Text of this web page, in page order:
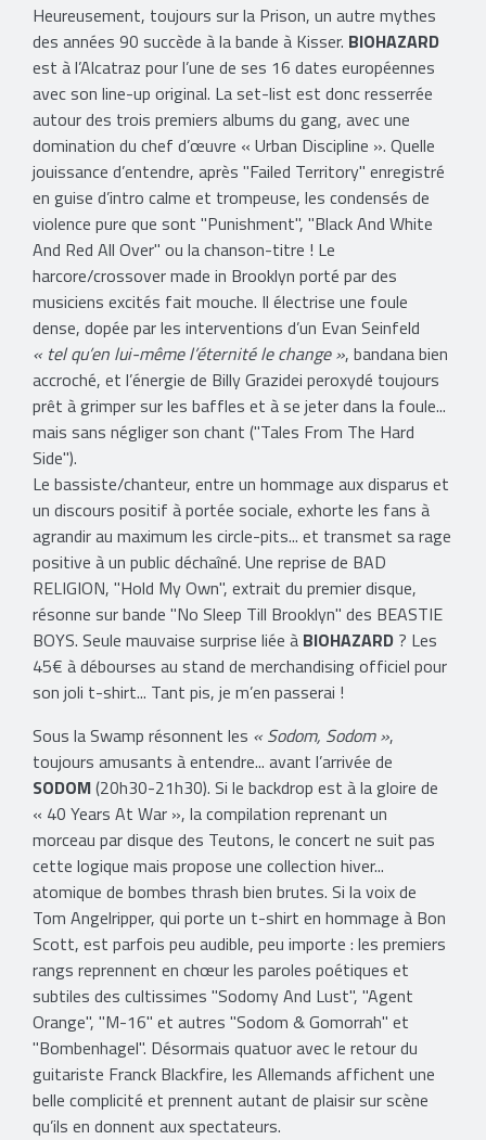
Heureusement, toujours sur la Prison, un autre mythes
des années 90 succède à la bande à Kisser. BIOHAZARD
est à l’Alcatraz pour l’une de ses 16 dates européennes
avec son line-up original. La set-list est donc resserrée
autour des trois premiers albums du gang, avec une
domination du chef d’œuvre « Urban Discipline ». Quelle
jouissance d’entendre, après "Failed Territory" enregistré
en guise d’intro calme et trompeuse, les condensés de
violence pure que sont "Punishment", "Black And White
And Red All Over" ou la chanson-titre ! Le
harcore/crossover made in Brooklyn porté par des
musiciens excités fait mouche. Il électrise une foule
dense, dopée par les interventions d’un Evan Seinfeld
« tel qu’en lui-même l’éternité le change », bandana bien
accroché, et l’énergie de Billy Grazidei peroxydé toujours
prêt à grimper sur les baffles et à se jeter dans la foule...
mais sans négliger son chant ("Tales From The Hard
Side").
Le bassiste/chanteur, entre un hommage aux disparus et
un discours positif à portée sociale, exhorte les fans à
agrandir au maximum les circle-pits... et transmet sa rage
positive à un public déchaîné. Une reprise de BAD
RELIGION, "Hold My Own", extrait du premier disque,
résonne sur bande "No Sleep Till Brooklyn" des BEASTIE
BOYS. Seule mauvaise surprise liée à BIOHAZARD ? Les
45€ à débourses au stand de merchandising officiel pour
son joli t-shirt... Tant pis, je m’en passerai !
Sous la Swamp résonnent les « Sodom, Sodom »,
toujours amusants à entendre... avant l’arrivée de
SODOM(20h30-21h30). Si le backdrop est à la gloire de
« 40 Years At War », la compilation reprenant un
morceau par disque des Teutons, le concert ne suit pas
cette logique mais propose une collection hiver...
atomique de bombes thrash bien brutes. Si la voix de
Tom Angelripper, qui porte un t-shirt en hommage à Bon
Scott, est parfois peu audible, peu importe : les premiers
rangs reprennent en chœur les paroles poétiques et
subtiles des cultissimes "Sodomy And Lust", "Agent
Orange", "M-16" et autres "Sodom & Gomorrah" et
"Bombenhagel". Désormais quatuor avec le retour du
guitariste Franck Blackfire, les Allemands affichent une
belle complicité et prennent autant de plaisir sur scène
qu’ils en donnent aux spectateurs.